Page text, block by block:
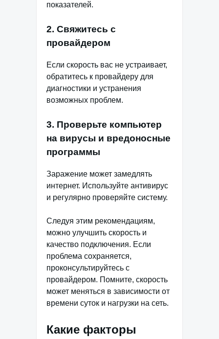
показателей.
2. Свяжитесь с
провайдером
Если скорость вас не устраивает,
обратитесь к провайдеру для
диагностики и устранения
возможных проблем.
3. Проверьте компьютер
на вирусы и вредоносные
программы
Заражение может замедлять
интернет. Используйте антивирус
и регулярно проверяйте систему.
Следуя этим рекомендациям,
можно улучшить скорость и
качество подключения. Если
проблема сохраняется,
проконсультируйтесь с
провайдером. Помните, скорость
может меняться в зависимости от
времени суток и нагрузки на сеть.
Какие факторы